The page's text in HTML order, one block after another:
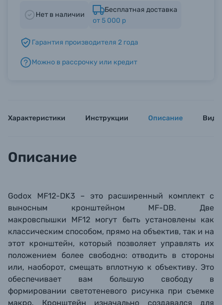
Уценённые товары
Нет в наличии
Бесплатная доставка
от 5 000 р
Гарантия производителя 2 года
Можно в рассрочку или кредит
Характеристики Инструкции Описание
Описание
Godox MF12-DK3 – это расширенный комплект с
выносным кронштейном MF-DB. Две
макровспышки MF12 могут быть установлены как
классическим способом, прямо на объектив, так и на
этот кронштейн, который позволяет управлять их
положением более свободно: отводить в стороны
или, наоборот, смещать вплотную к объективу. Это
обеспечивает вам большую свободу в
формировании светотеневого рисунка при съемке
макро. Кронштейн изначально создавался для